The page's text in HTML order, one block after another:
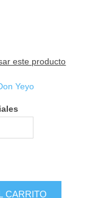
este producto
Yeyo